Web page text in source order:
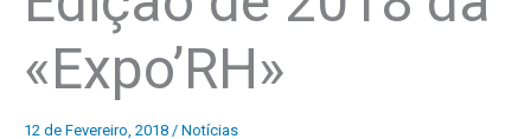
«Expo’RH»
12 de Fevereiro, 2018 / Notícias